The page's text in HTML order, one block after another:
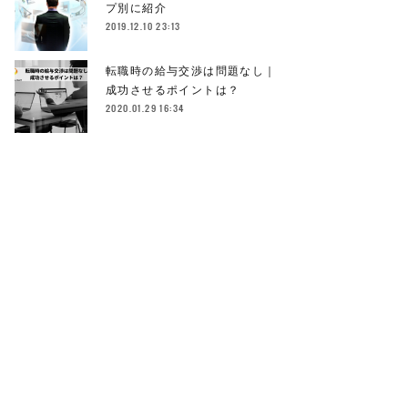
プ別に紹介
2019.12.10 23:13
転職時の給与交渉は問題なし｜
成功させるポイントは？
2020.01.29 16:34